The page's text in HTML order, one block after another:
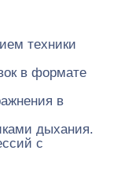
техники
в формате
в
дыхания.
с